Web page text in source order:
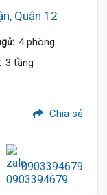
Quận 12
4 phòng
3 tầng
Chia sẻ
0903394679